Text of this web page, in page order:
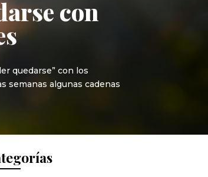
con
quedarse” con los
semanas algunas cadenas